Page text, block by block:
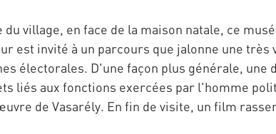
village, en face de la maison natale, ce
est invité à un parcours que jalonne une
électorales. D'une façon plus générale,
liés aux fonctions exercées par l'homme
de Vasarély. En fin de visite, un film